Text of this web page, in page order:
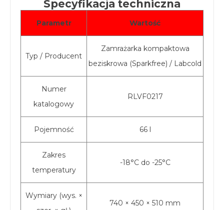
Specyfikacja techniczna
Parametr Wartość
Typ / Producent
Zamrażarka kompaktowa
beziskrowa (Sparkfree) / Labcold
Numer
katalogowy
RLVF0217
Pojemność 66 l
Zakres
temperatury
-18°C do -25°C
Wymiary (wys. ×
740 × 450 × 510 mm